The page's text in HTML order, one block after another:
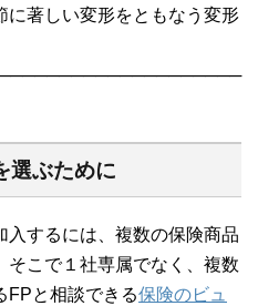
著しい変形をともなう変形
選ぶために
するには、複数の保険商品
そこで１社専属でなく、複数
FPと相談できる保険のビュ